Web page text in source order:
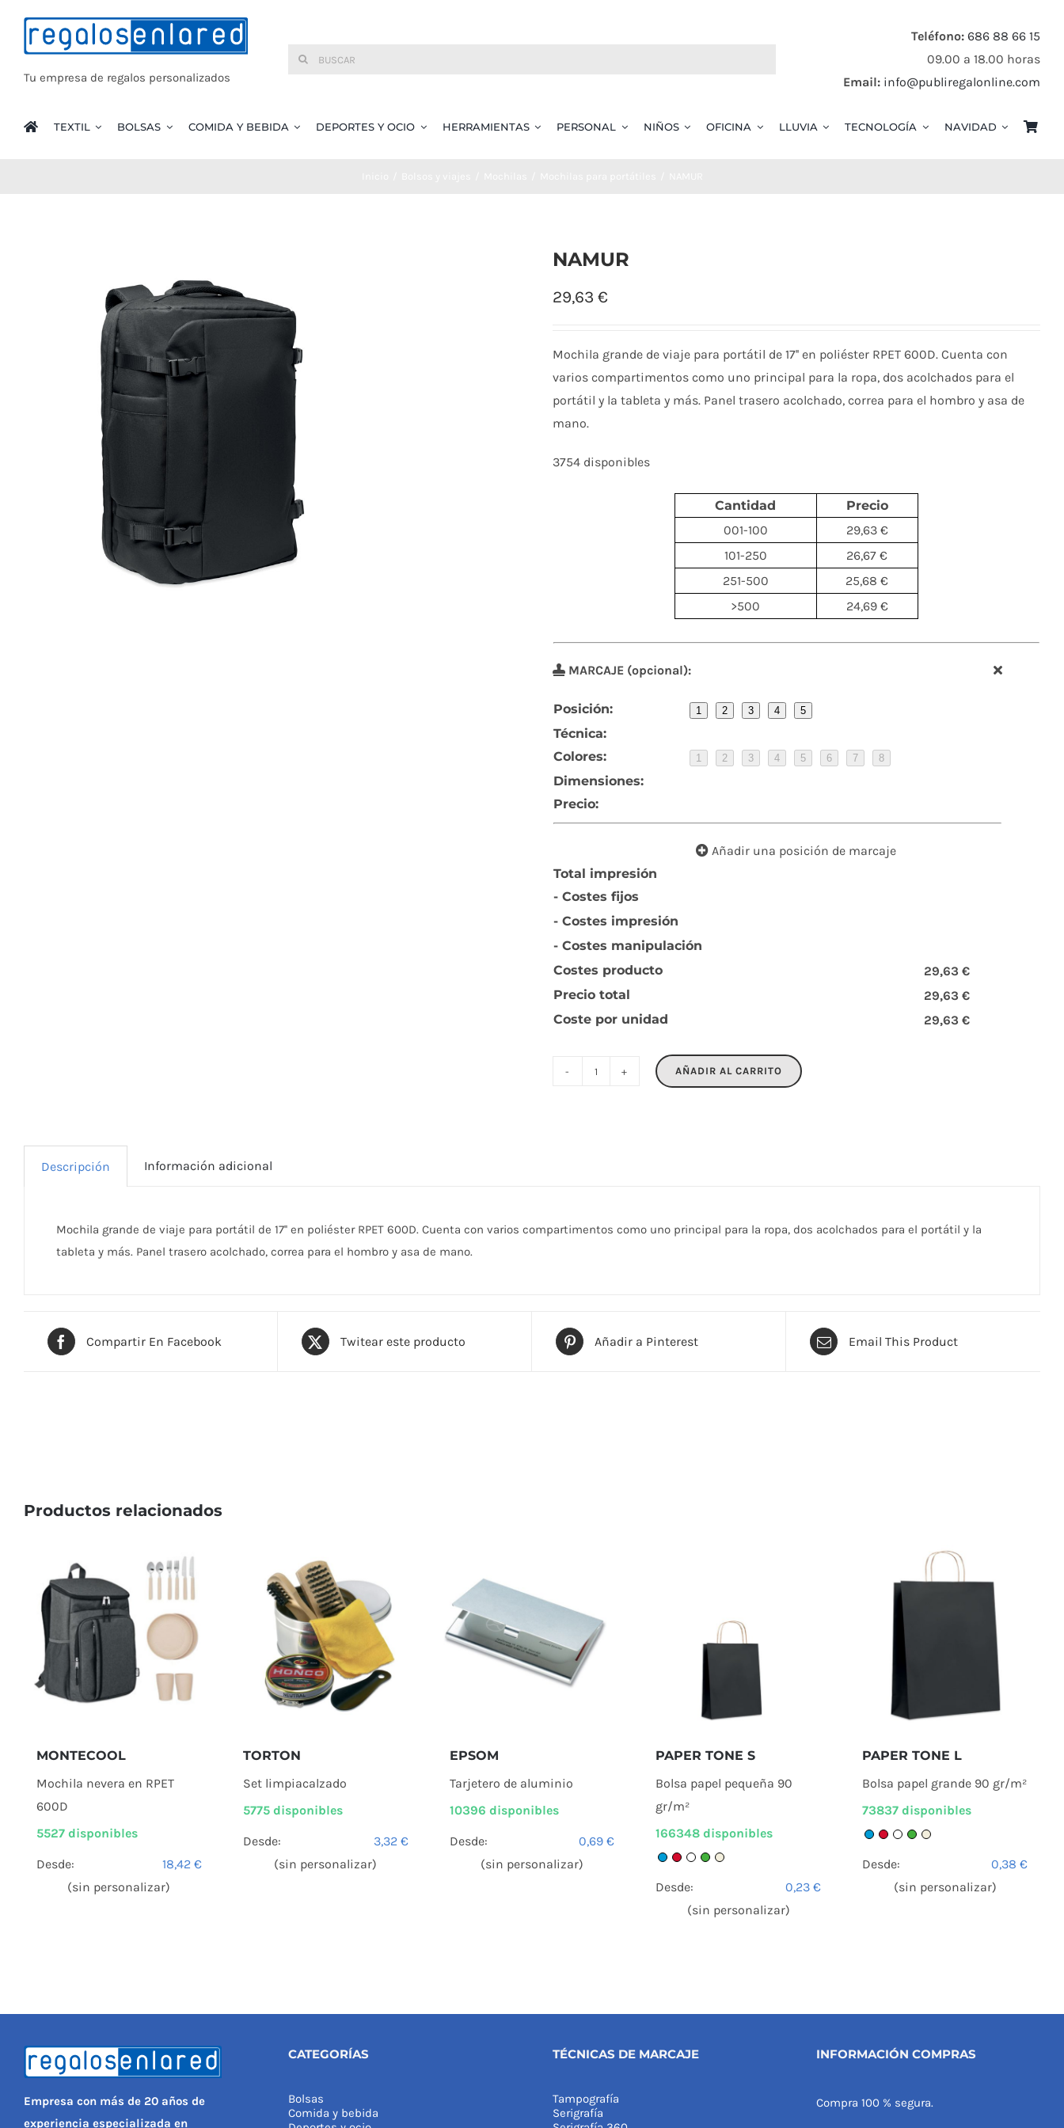
contenido
Tu empresa de regalos personalizados
Buscar:
Teléfono: 686 88 66 15
09.00 a 18.00 horas
Email: info@publiregalonline.com
TEXTIL BOLSAS COMIDA Y BEBIDA DEPORTES Y OCIO HERRAMIENTAS PERSONAL NIÑOS OFICINA LLUVIA TECNOLOGÍA NAVIDAD
NAMUR
29,63 €
Mochila grande de viaje para portátil de 17'' en poliéster RPET 600D. Cuenta con
varios compartimentos como uno principal para la ropa, dos acolchados para el
portátil y la tableta y más. Panel trasero acolchado, correa para el hombro y asa de
mano.
3754 disponibles
Cantidad
Precio
001-100
29,63 €
101-250
26,67 €
251-500
25,68 €
>500
24,69 €
MARCAJE (opcional):
Posición: 1 2 3 4 5
Técnica:
Colores:
1 2 3 4 5 6 7 8
Dimensiones:
Precio:
Añadir una posición de marcaje
Total impresión
- Costes fijos
- Costes impresión
- Costes manipulación
Costes producto
29,63 €
Precio total
29,63 €
Coste por unidad
29,63 €
AÑADIR AL CARRITO
Descripción Información adicional
Mochila grande de viaje para portátil de 17'' en poliéster RPET 600D. Cuenta con varios compartimentos como uno principal para la ropa, dos acolchados para el portátil y la
tableta y más. Panel trasero acolchado, correa para el hombro y asa de mano.
Compartir En Facebook Twitear este producto Añadir a Pinterest Email This Product
Productos relacionados
MONTECOOL
Mochila nevera en RPET
600D
5527 disponibles
Desde: 18,42 €
(sin personalizar)
TORTON
Set limpiacalzado
5775 disponibles
Desde: 3,32 €
(sin personalizar)
EPSOM
Tarjetero de aluminio
10396 disponibles
Desde: 0,69€
(sin personalizar)
PAPER TONE S
Bolsa papel pequeña 90
gr/m²
166348 disponibles
Desde: 0,23€
(sin personalizar)
PAPER TONE L
Bolsa papel grande 90 gr/m²
73837 disponibles
Desde: 0,38€
(sin personalizar)
Empresa con más de 20 años de
experiencia especializada en
CATEGORÍAS
Bolsas
Comida y bebida
TÉCNICAS DE MARCAJE
Tampografía
Serigrafía
INFORMACIÓN COMPRAS
Compra 100 % segura.